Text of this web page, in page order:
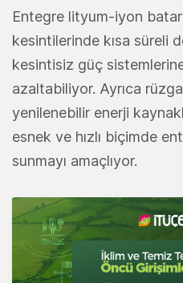
Entegre lityum-iyon
kesintilerinde kısa süreli
kesintisiz güç
azaltabiliyor. Ayrıca
yenilenebilir enerji
esnek ve hızlı biçimde
sunmayı amaçlıyor.